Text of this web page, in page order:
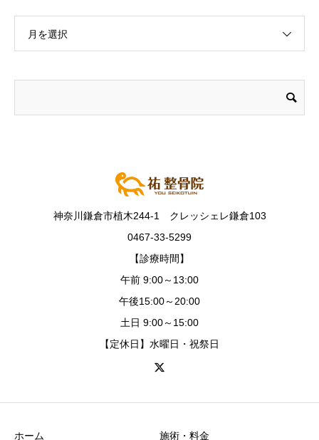
月を選択
神奈川鎌倉市植木244-1 クレッシェレ鎌倉103
0467-33-5299
【診療時間】
午前 9:00～13:00
午後15:00～20:00
土日 9:00～15:00
【定休日】水曜日・祝祭日
ホーム 施術・料金